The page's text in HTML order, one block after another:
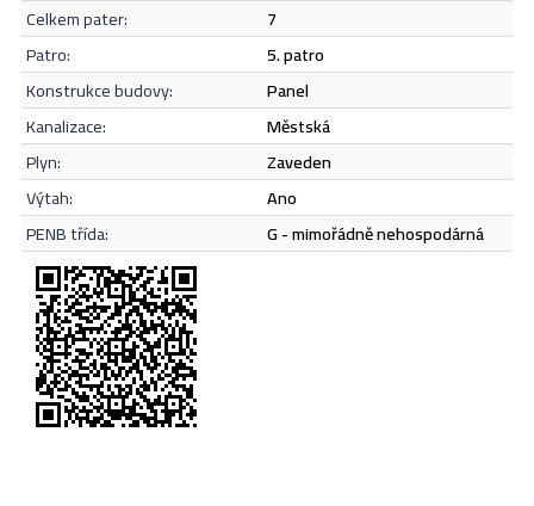
celkem pater:
7
patro:
5. patro
konstrukce budovy:
panel
kanalizace:
městská
plyn:
zaveden
výtah:
Ano
PENB třída:
G - mimořádně nehospodárná